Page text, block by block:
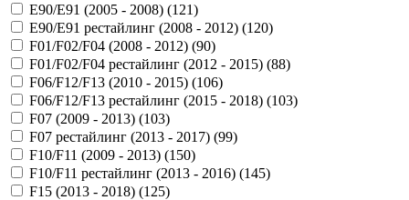
E90/E91 (2005 - 2008) (121)
E90/E91 рестайлинг (2008 - 2012) (120)
F01/F02/F04 (2008 - 2012) (90)
F01/F02/F04 рестайлинг (2012 - 2015) (88)
F06/F12/F13 (2010 - 2015) (106)
F06/F12/F13 рестайлинг (2015 - 2018) (103)
F07 (2009 - 2013) (103)
F07 рестайлинг (2013 - 2017) (99)
F10/F11 (2009 - 2013) (150)
F10/F11 рестайлинг (2013 - 2016) (145)
F15 (2013 - 2018) (125)